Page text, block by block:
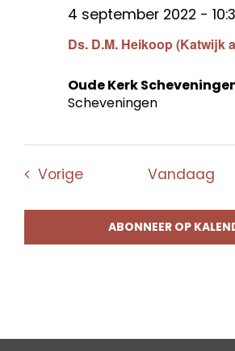
Ds. D.M. Heikoop (Katwijk
4 september 2022 -
Oude Kerk
Scheveningen
VorigeEvenementenVandaag
ABONNEER OP